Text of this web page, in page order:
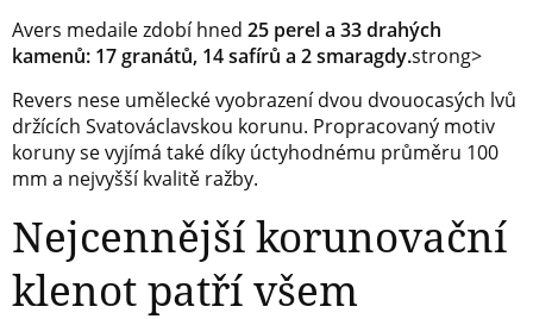
Avers medaile zdobí hned 25 perel a 33 drahých
kamenů: 17 granátů, 14 safírů a 2 smaragdy.strong>
Revers nese umělecké vyobrazení dvou dvouocasých lvů
držících Svatováclavskou korunu. Propracovaný motiv
koruny se vyjímá také díky úctyhodnému průměru 100
mm a nejvyšší kvalitě ražby.
Nejcennější korunovační
klenot patří všem